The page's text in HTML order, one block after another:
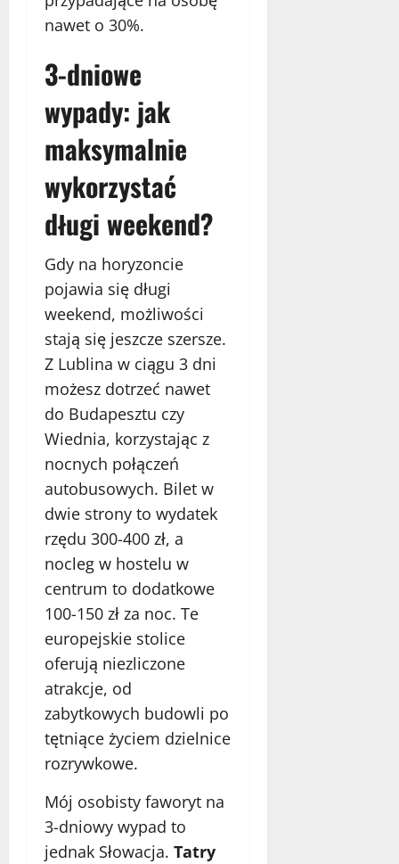
nawet o 30%.
3-dniowe
wypady: jak
maksymalnie
wykorzystać
długi weekend?
Gdy na horyzoncie
pojawia się długi
weekend, możliwości
stają się jeszcze szersze.
Z Lublina w ciągu 3 dni
możesz dotrzeć nawet
do Budapesztu czy
Wiednia, korzystając z
nocnych połączeń
autobusowych. Bilet w
dwie strony to wydatek
rzędu 300-400 zł, a
nocleg w hostelu w
centrum to dodatkowe
100-150 zł za noc. Te
europejskie stolice
oferują niezliczone
atrakcje, od
zabytkowych budowli po
tętniące życiem dzielnice
rozrywkowe.
Mój osobisty faworyt na
3-dniowy wypad to
jednak Słowacja. Tatry